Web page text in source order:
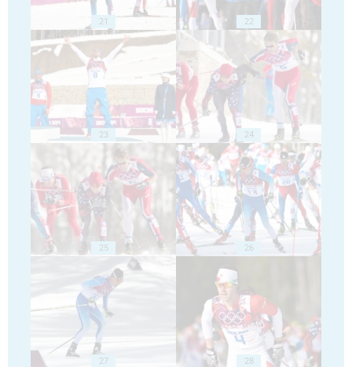
21 22
23 24
25 26
27 28